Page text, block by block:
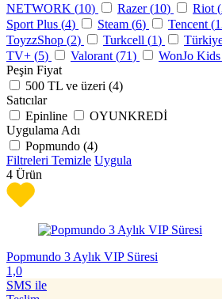
NETWORK (10) Razer (10) Riot (
Sport Plus (4) Steam (6) Tencent (
ToyzzShop (2) Turkcell (1)
TV+ (5) Valorant (71) WonJo
Peşin Fiyat
500 TL ve üzeri (4)
Satıcılar
Epinline
OYUNKREDİ
Uygulama Adı
Popmundo (4)
Filtreleri Temizle Uygula
4 Ürün
Popmundo 3 Aylık VIP Süresi
1,0
SMS ile